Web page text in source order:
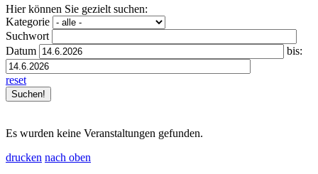
Hier können Sie gezielt suchen:
Kategorie
Suchwort
Datum
bis:
reset
Es wurden keine Veranstaltungen gefunden.
drucken nach oben